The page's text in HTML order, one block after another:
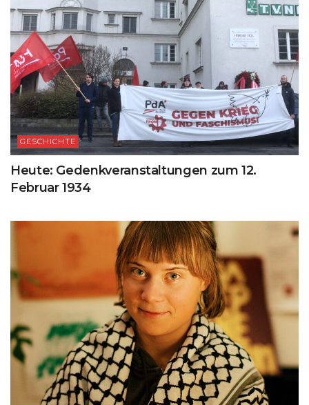
GESCHICHTE
Heute: Gedenkveranstaltungen zum 12.
Februar 1934